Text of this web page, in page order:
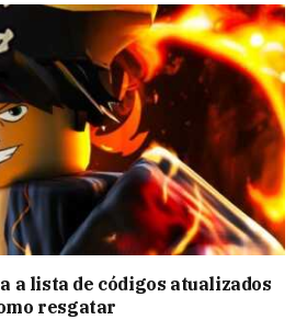
a lista de códigos atualizados
resgatar